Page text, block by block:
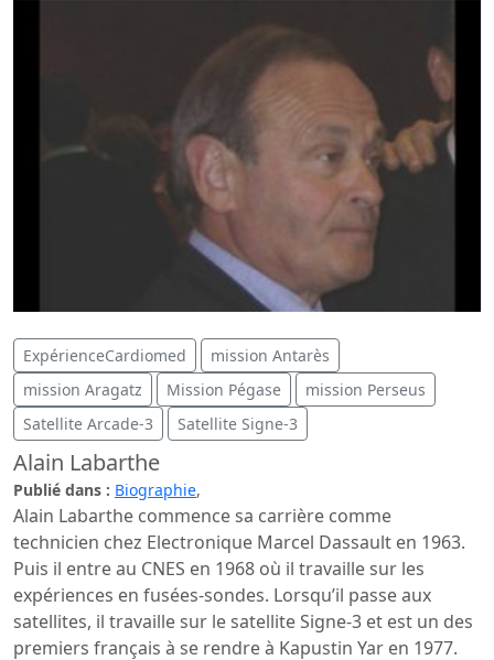
ExpérienceCardiomed
mission Antarès
mission Aragatz
Mission Pégase
mission Perseus
Satellite Arcade-3
Satellite Signe-3
Alain Labarthe
Publié dans : Biographie,
Alain Labarthe commence sa carrière comme
technicien chez Electronique Marcel Dassault en 1963.
Puis il entre au CNES en 1968 où il travaille sur les
expériences en fusées-sondes. Lorsqu’il passe aux
satellites, il travaille sur le satellite Signe-3 et est un des
premiers français à se rendre à Kapustin Yar en 1977.